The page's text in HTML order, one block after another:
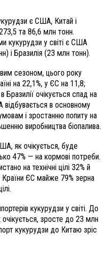
є США, Китай і
та 86,6 млн тонн.
кукурудзи у світі є США
і Бразилія (23 млн тонн).
сезоном, цього року
на 22,1%, у ЄС на 11,8;
очікується спад на
відбувається в основному
і зростанню попиту на
виробництва біопалива.
як очікується, буде
47% — на кормові потреби.
на технічні цілі 32% й
ЄС майже 79% зерна
кукурудзи у світі. До
зросте до 23 млн
кукурудзи до Китаю зріс